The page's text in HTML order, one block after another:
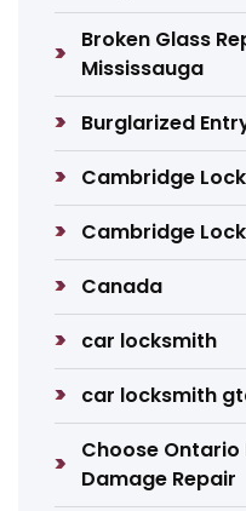
Broken Glass
Mississauga
Burglarized
Cambridge
Cambridge
Canada
car locksmith
car locksmith
Choose
Damage Repair